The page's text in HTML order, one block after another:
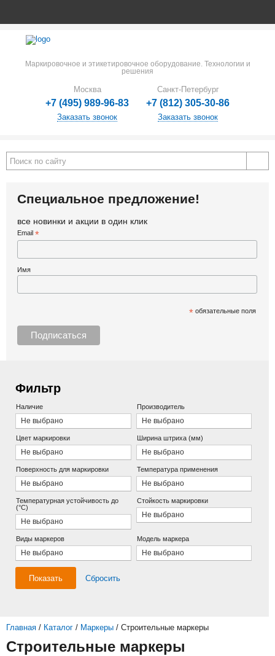
Маркировочное и этикетировочное оборудование. Технологии и
решения
Москва
+7 (495) 989-96-83
Заказать звонок
Санкт-Петербург
+7 (812) 305-30-86
Заказать звонок
Фильтр
Наличие
Не выбрано
Производитель
Не выбрано
Цвет маркировки
Не выбрано
Ширина штриха (мм)
Не выбрано
Поверхность для маркировки
Не выбрано
Температура применения
Не выбрано
Температурная устойчивость до
(°С)
Не выбрано
Стойкость маркировки
Не выбрано
Виды маркеров
Не выбрано
Модель маркера
Не выбрано
Показать Сбросить
Специальное предложение!
все новинки и акции в один клик
Email *
Имя
*обязательные поля
Главная / Каталог / Маркеры / Строительные маркеры
Строительные маркеры